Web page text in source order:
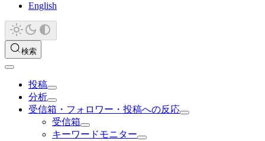
English
検索
投稿
分析
受信箱・フォロワー・投稿への反応
受信箱
キーワードモニター